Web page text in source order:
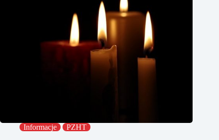
Informacje PZHT